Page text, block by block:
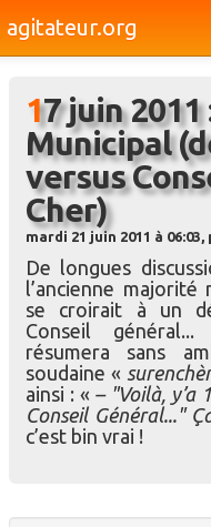
agitateur.org
Bourges & le Cher
Société
Culture
Médias
Dossiers
Brèves
17 juin 2011 : Conseil
Municipal
versus
Cher)
mardi 21 juin 2011 à 06:03,
De longues
l’ancienne majorité
se croirait à un
Conseil
résumera sans
soudaine «
ainsi : « – "Voilà, y’a
Conseil Général..."
c’est bin vrai !